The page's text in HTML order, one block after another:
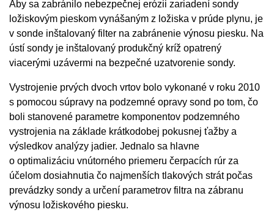
Aby sa zabránilo nebezpečnej erózii zariadení sondy
ložiskovým pieskom vynášaným z ložiska v prúde plynu, je
v sonde inštalovaný filter na zabránenie výnosu piesku. Na
ústí sondy je inštalovaný produkčný kríž opatrený
viacerými uzávermi na bezpečné uzatvorenie sondy.
Vystrojenie prvých dvoch vrtov bolo vykonané v roku 2010
s pomocou súpravy na podzemné opravy sond po tom, čo
boli stanovené parametre komponentov podzemného
vystrojenia na základe krátkodobej pokusnej ťažby a
výsledkov analýzy jadier. Jednalo sa hlavne
o optimalizáciu vnútorného priemeru čerpacích rúr za
účelom dosiahnutia čo najmenších tlakových strát počas
prevádzky sondy a určení parametrov filtra na zábranu
výnosu ložiskového piesku.